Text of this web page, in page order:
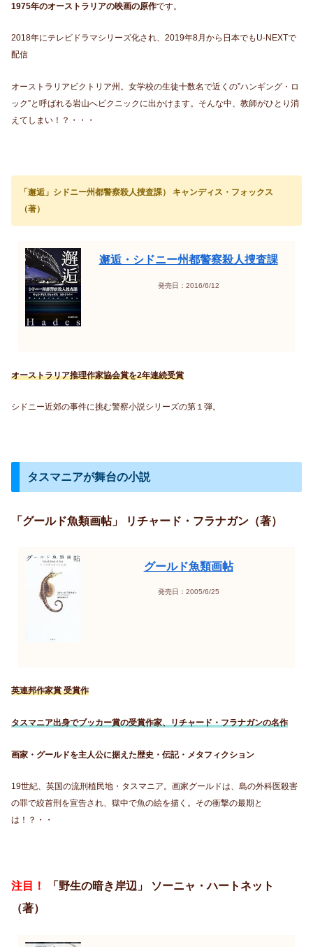
1975年のオーストラリアの映画の原作です。
2018年にテレビドラマシリーズ化され、2019年8月から日本でもU-NEXTで
配信
オーストラリアビクトリア州。女学校の生徒十数名で近くの”ハンギング・ロ
ック”と呼ばれる岩山へピクニックに出かけます。そんな中、教師がひとり消
えてしまい！？・・・
「邂逅」シドニー州都警察殺人捜査課） キャンディス・フォックス
（著）
邂逅・シドニー州都警察殺人捜査課
発売日：2016/6/12
オーストラリア推理作家協会賞を2年連続受賞
シドニー近郊の事件に挑む警察小説シリーズの第１弾。
タスマニアが舞台の小説
「グールド魚類画帖」 リチャード・フラナガン（著）
グールド魚類画帖
発売日：2005/6/25
英連邦作家賞 受賞作
タスマニア出身でブッカー賞の受賞作家、リチャード・フラナガンの名作
画家・グールドを主人公に据えた歴史・伝記・メタフィクション
19世紀、英国の流刑植民地・タスマニア。画家グールドは、島の外科医殺害
の罪で絞首刑を宣告され、獄中で魚の絵を描く。その衝撃の最期と
は！？・・
注目！
「野生の暗き岸辺」 ソーニャ・ハートネット
（著）